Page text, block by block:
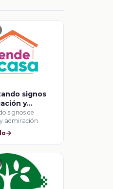
signos
y
signos de
admiración